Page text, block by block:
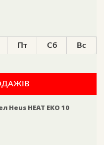
Пт Сб Вс
Heus HEAT ЕКО 10